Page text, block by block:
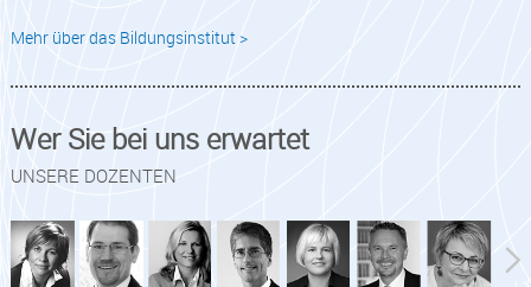
Mehr über das Bildungsinstitut >
Wer Sie bei uns erwartet
UNSERE DOZENTEN